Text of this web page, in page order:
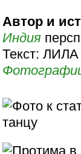
Автор и
Индия
Текст: